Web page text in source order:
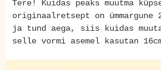
Tere! Kuidas peaks muutma
originaalretsept on ümmargune
ja tund aega, siis kuidas
selle vormi asemel kasutan